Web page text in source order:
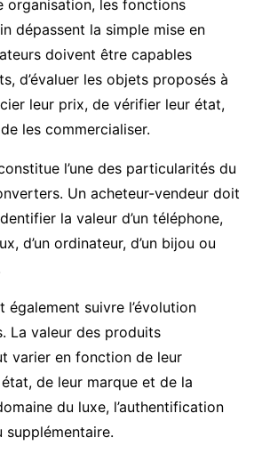
organisation, les fonctions
dépassent la simple mise en
doivent être capables
d’évaluer les objets proposés à
leur prix, de vérifier leur état,
les commercialiser.
l’une des particularités du
Un acheteur-vendeur doit
la valeur d’un téléphone,
d’un ordinateur, d’un bijou ou
également suivre l’évolution
La valeur des produits
varier en fonction de leur
de leur marque et de la
du luxe, l’authentification
supplémentaire.